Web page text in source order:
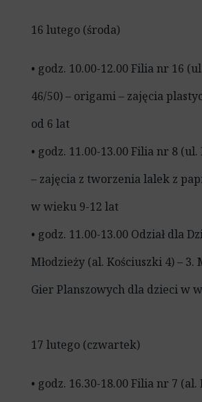
16 lutego (środa)
• godz. 10.00-12.00 Filia nr 16
46/50) – origami – zajęcia
od 6 lat
• godz. 11.00-13.00 Filia nr 8
– zajęcia z tworzenia lalek z
w wieku 9-12 lat
• godz. 11.00-13.00 Odział dla
Młodzieży (al. Kościuszki 4) –
Gier Planszowych dla dzieci w
17 lutego (czwartek)
• godz. 16.30-18.00 Filia nr 7 (al.